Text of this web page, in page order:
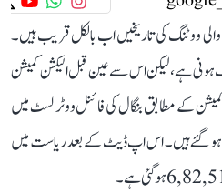
میں ہونے والی ووٹنگ کی تاریخیں اب بالکل قریب ہیں۔
اپریل کو ووٹنگ ہونی ہے، لیکن اس سے عین قبل الیکشن کمیشن
کے مطابق بنگال کی فائنل ووٹر لسٹ میں
شامل ہو گئے ہیں۔ اس اپ ڈیٹ کے بعد ریاست میں